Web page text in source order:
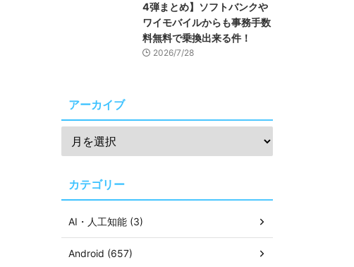
4弾まとめ】ソフトバンクや
ワイモバイルからも事務手数
料無料で乗換出来る件！
2026/7/28
アーカイブ
カテゴリー
AI・人工知能 (3)
Android (657)